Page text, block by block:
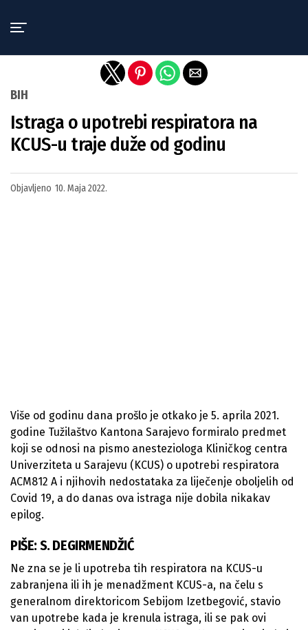
BIH
Istraga o upotrebi respiratora na
KCUS-u traje duže od godinu
Objavljeno 10. Maja 2022.
Više od godinu dana prošlo je otkako je 5. aprila 2021.
godine Tužilaštvo Kantona Sarajevo formiralo predmet
koji se odnosi na pismo anesteziologa Kliničkog centra
Univerziteta u Sarajevu (KCUS) o upotrebi respiratora
ACM812 A i njihovih nedostataka za liječenje oboljelih od
Covid 19, a do danas ova istraga nije dobila nikakav
epilog.
PIŠE: S. DEGIRMENDŽIĆ
Ne zna se je li upotreba tih respiratora na KCUS-u
zabranjena ili ih je menadžment KCUS-a, na čelu s
generalnom direktoricom Sebijom Izetbegović, stavio
van upotrebe kada je krenula istraga, ili se pak ovi